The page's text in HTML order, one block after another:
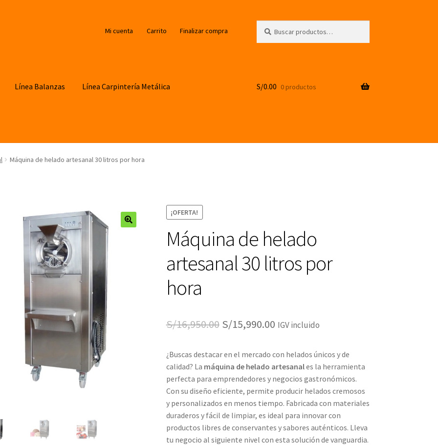
Mi cuenta Carrito Finalizar compra
por:
Línea Balanzas Línea Carpintería Metálica S/0.00 0 productos
Máquina de helado artesanal 30 litros por hora
¡OFERTA!
Máquina de helado
artesanal 30 litros por
hora
S/16,950.00 El
original
era:
S/16,950.00.
S/15,990.00El
actual
es:
S/15,990.00.
IGV incluido
¿Buscas destacar en el mercado con helados únicos y de
calidad? La máquina de helado artesanales la herramienta
perfecta para emprendedores y negocios gastronómicos.
Con su diseño eficiente, permite producir helados cremosos
y personalizados en menos tiempo. Fabricada con materiales
duraderos y fácil de limpiar, es ideal para innovar con
productos libres de conservantes y sabores auténticos. Lleva
tu negocio al siguiente nivel con esta solución de vanguardia.